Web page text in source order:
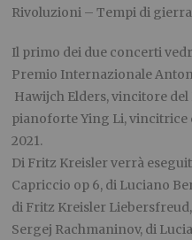
Rivoluzioni – Tempi di
Il primo dei due concerti
Premio Internazionale
Hawijch Elders, vincitore
pianoforte Ying Li,
2021.
Di Fritz Kreisler verrà
Capriccio op 6, di Luciano
di Fritz Kreisler
Sergej Rachmaninov, di